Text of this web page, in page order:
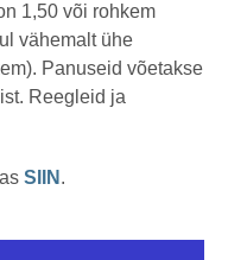
1,50 või rohkem
vähemalt ühe
Panuseid võetakse
Reegleid ja
SIIN .